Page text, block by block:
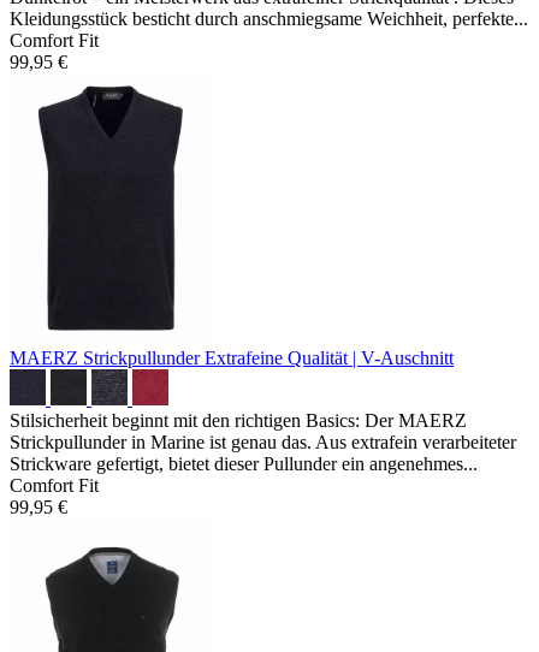
Kleidungsstück besticht durch anschmiegsame Weichheit, perfekte...
Comfort Fit
99,95 €
MAERZ StrickpullunderExtrafeine Qualität | V-Auschnitt
Stilsicherheit beginnt mit den richtigen Basics: Der MAERZ
Strickpullunder in Marine ist genau das. Aus extrafein verarbeiteter
Strickware gefertigt, bietet dieser Pullunder ein angenehmes...
Comfort Fit
99,95 €